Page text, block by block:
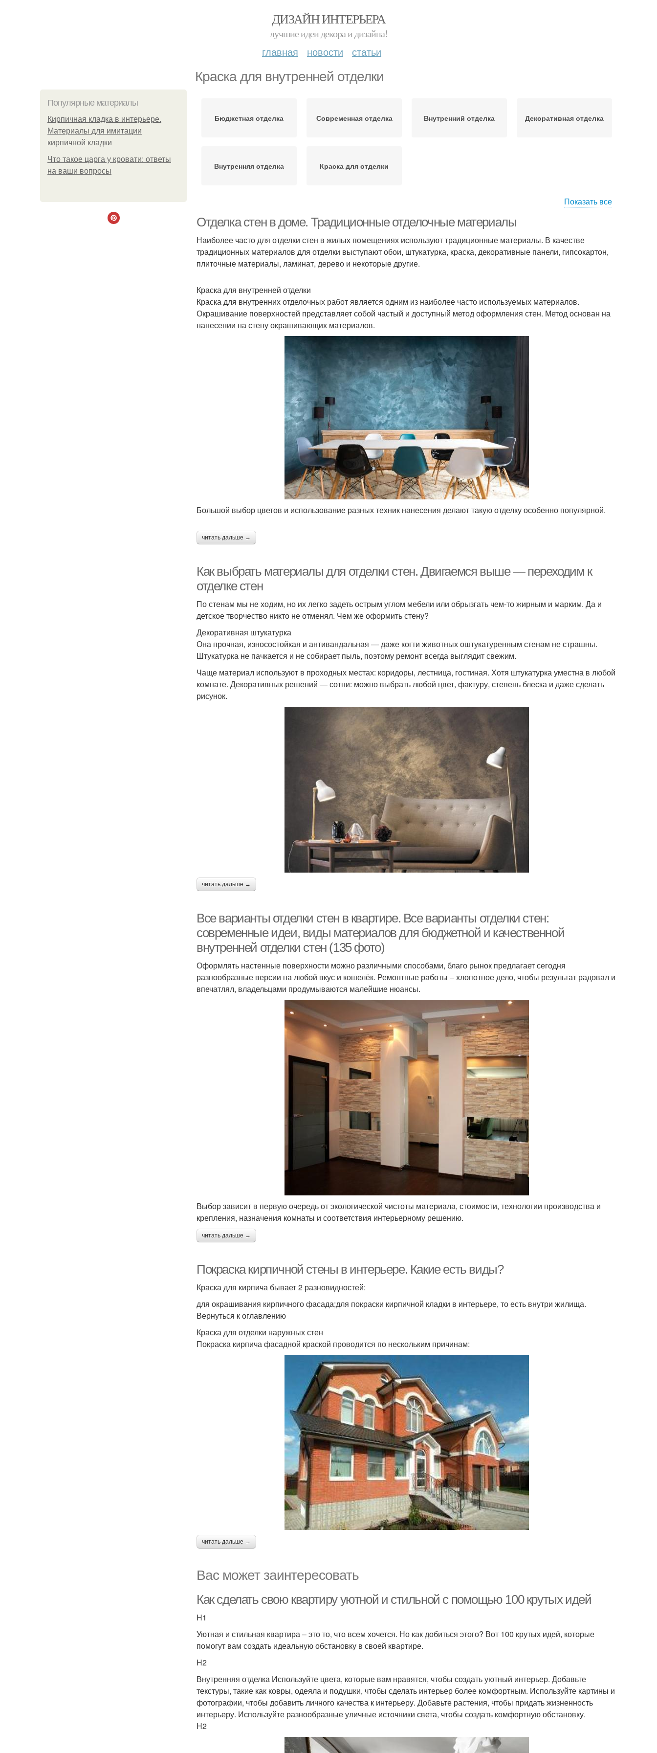
ДИЗАЙН ИНТЕРЬЕРА
лучшие идеи декора и дизайна!
главная новости статьи
Краска для внутренней отделки
Популярные материалы
Кирпичная кладка в интерьере.
Материалы для имитации
кирпичной кладки
Что такое царга у кровати: ответы
на ваши вопросы
Бюджетная отделка Современная отделка Внутренний отделка Декоративная отделка
Внутренняя отделка Краска для отделки
Показать все
Отделка стен в доме. Традиционные отделочные материалы
Наиболее часто для отделки стен в жилых помещениях используют традиционные материалы. В качестве
традиционных материалов для отделки выступают обои, штукатурка, краска, декоративные панели, гипсокартон,
плиточные материалы, ламинат, дерево и некоторые другие.
Краска для внутренней отделки
Краска для внутренних отделочных работ является одним из наиболее часто используемых материалов.
Окрашивание поверхностей представляет собой частый и доступный метод оформления стен. Метод основан на
нанесении на стену окрашивающих материалов.
Большой выбор цветов и использование разных техник нанесения делают такую отделку особенно популярной.
читать дальше →
Как выбрать материалы для отделки стен. Двигаемся выше — переходим к
отделке стен
По стенам мы не ходим, но их легко задеть острым углом мебели или обрызгать чем-то жирным и марким. Да и
детское творчество никто не отменял. Чем же оформить стену?
Декоративная штукатурка
Она прочная, износостойкая и антивандальная — даже когти животных оштукатуренным стенам не страшны.
Штукатурка не пачкается и не собирает пыль, поэтому ремонт всегда выглядит свежим.
Чаще материал используют в проходных местах: коридоры, лестница, гостиная. Хотя штукатурка уместна в любой
комнате. Декоративных решений — сотни: можно выбрать любой цвет, фактуру, степень блеска и даже сделать
рисунок.
читать дальше →
Все варианты отделки стен в квартире. Все варианты отделки стен:
современные идеи, виды материалов для бюджетной и качественной
внутренней отделки стен (135 фото)
Оформлять настенные поверхности можно различными способами, благо рынок предлагает сегодня
разнообразные версии на любой вкус и кошелёк. Ремонтные работы – хлопотное дело, чтобы результат радовал и
впечатлял, владельцами продумываются малейшие нюансы.
Выбор зависит в первую очередь от экологической чистоты материала, стоимости, технологии производства и
крепления, назначения комнаты и соответствия интерьерному решению.
читать дальше →
Покраска кирпичной стены в интерьере. Какие есть виды?
Краска для кирпича бывает 2 разновидностей:
для окрашивания кирпичного фасада;для покраски кирпичной кладки в интерьере, то есть внутри жилища.
Вернуться к оглавлению
Краска для отделки наружных стен
Покраска кирпича фасадной краской проводится по нескольким причинам:
читать дальше →
Вас может заинтересовать
Как сделать свою квартиру уютной и стильной с помощью 100 крутых идей
H1
Уютная и стильная квартира – это то, что всем хочется. Но как добиться этого? Вот 100 крутых идей, которые
помогут вам создать идеальную обстановку в своей квартире.
H2
Внутренняя отделка Используйте цвета, которые вам нравятся, чтобы создать уютный интерьер. Добавьте
текстуры, такие как ковры, одеяла и подушки, чтобы сделать интерьер более комфортным. Используйте картины и
фотографии, чтобы добавить личного качества к интерьеру. Добавьте растения, чтобы придать жизненность
интерьеру. Используйте разнообразные уличные источники света, чтобы создать комфортную обстановку.
H2